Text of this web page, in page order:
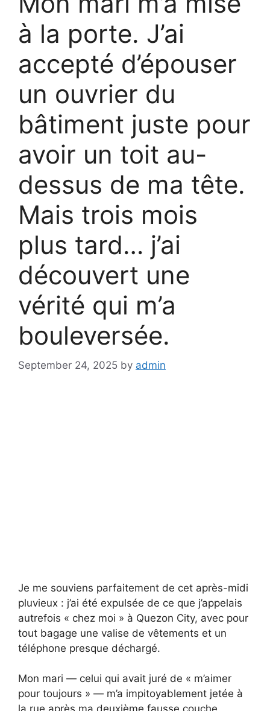
à la porte. J’ai
accepté d’épouser
un ouvrier du
bâtiment juste pour
avoir un toit au-
dessus de ma tête.
Mais trois mois
plus tard… j’ai
découvert une
vérité qui m’a
bouleversée.
September 24, 2025 by admin
Je me souviens parfaitement de cet après-midi
pluvieux : j’ai été expulsée de ce que j’appelais
autrefois « chez moi » à Quezon City, avec pour
tout bagage une valise de vêtements et un
téléphone presque déchargé.
Mon mari — celui qui avait juré de « m’aimer
pour toujours » — m’a impitoyablement jetée à